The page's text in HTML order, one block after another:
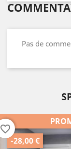
Pas de
-35,00 €